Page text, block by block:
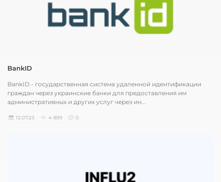
BankID
BankID - государственная система удаленной идентификации
граждан через украинские банки для предоставления им
административных и других услуг через ин...
12.07.23 4 899 0